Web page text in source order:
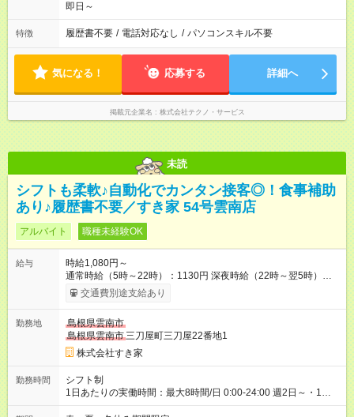
即日～
特徴 履歴書不要 / 電話対応なし / パソコンスキル不要
気になる！ 応募する 詳細へ
掲載元企業名 株式会社テクノ・サービス
未読
シフトも柔軟♪自動化でカンタン接客◎！食事補助
あり♪履歴書不要／すき家 54号雲南店
アルバイト 職種未経験OK
給与
時給1,080円～
通常時給（5時～22時）：1130円 深夜時給（22時～翌5時）：
1413円 高校生時給：1080円 【特別手当】早朝手当（5：00-9：
00）時給+150円 【試用期間】試用期間あり 試用期間の長さ：1
30日（※条件変更なし）ですが、切り上げで一ヶ月とさせてい
ただきます。 研修制度あり：15時間(研修中も同時給）
交通費別途支給あり
勤務地
島根県雲南市
島根県雲南市三刀屋町三刀屋22番地1
株式会社すき家
勤務時間
シフト制
1日あたりの実働時間：最大8時間/日 0:00-24:00 週2日～・1日
2h～OK ＜シフト例＞ 〇朝帯 5:00-9:00 〇昼帯 9:00-14:00 〇午